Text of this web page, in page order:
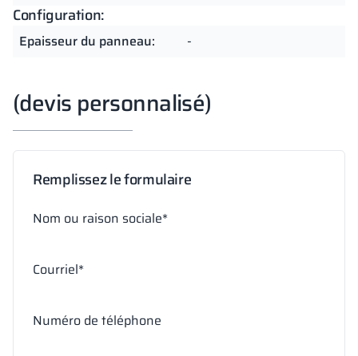
Configuration:
Epaisseur du panneau: -
(devis personnalisé)
Remplissez le formulaire
Nom ou raison sociale*
Courriel*
Numéro de téléphone